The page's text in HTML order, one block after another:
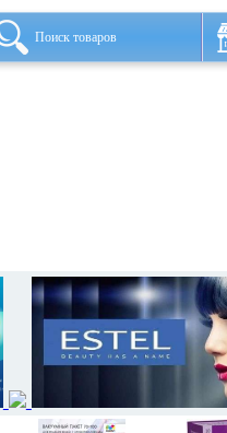
Поиск товаров